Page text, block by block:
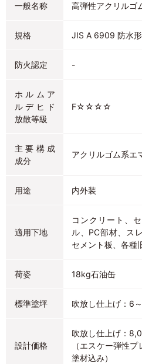
一般名称 高弾性アクリルゴ
規格 JIS A 6909 防水
防火認定 -
ホルムア
ルデヒド
放散等級
F☆☆☆☆
主要構成
成分
アクリルゴム系エ
用途 内外装
適用下地
コンクリート、
ル、PC部材、ス
セメント板、各種
荷姿 18kg石油缶
標準塗坪 吹放し仕上げ：6
設計価格
吹放し仕上げ：
（エスケー弾性
塗材込み）